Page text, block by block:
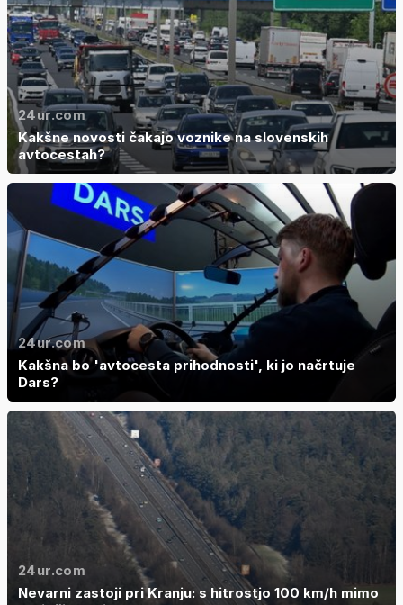
24ur.com
Kakšne novosti čakajo voznike na slovenskih
avtocestah?
24ur.com
Kakšna bo 'avtocesta prihodnosti', ki jo načrtuje
Dars?
24ur.com
Nevarni zastoji pri Kranju: s hitrostjo 100 km/h mimo